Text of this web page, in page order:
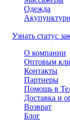
Одежда
Узнать статус
О компании
Оптовым
Контакты
Партнеры
Помощь в
Доставка и
Возврат
Блог